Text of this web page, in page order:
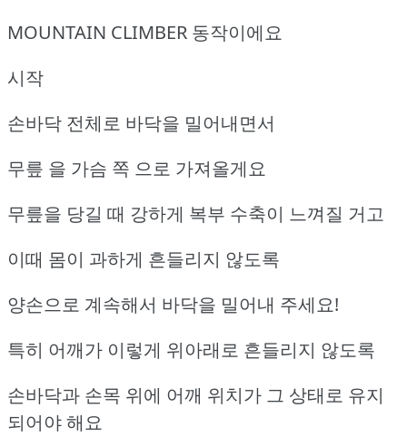
MOUNTAIN CLIMBER 동작이에요
시작
손바닥 전체로 바닥을 밀어내면서
무릎 을 가슴 쪽 으로 가져올게요
무릎을 당길 때 강하게 복부 수축이 느껴질 거고
이때 몸이 과하게 흔들리지 않도록
양손으로 계속해서 바닥을 밀어내 주세요!
특히 어깨가 이렇게 위아래로 흔들리지 않도록
손바닥과 손목 위에 어깨 위치가 그 상태로 유지
되어야 해요